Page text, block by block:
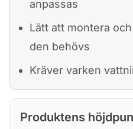
anpassas
Lätt att montera
den behövs
Kräver varken
Produktens